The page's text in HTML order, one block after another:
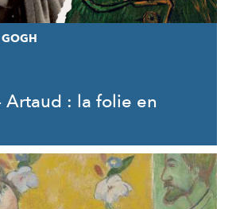
Artaud : la folie en